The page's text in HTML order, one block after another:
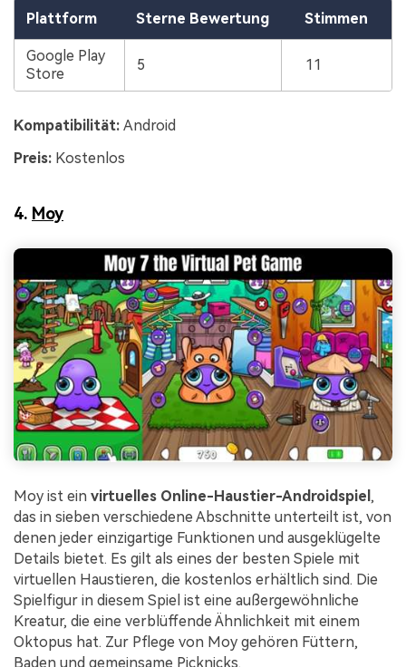
Plattform Sterne Bewertung Stimmen
Google Play
Store
5 11
Kompatibilität: Android
Preis: Kostenlos
4. Moy
Moy ist ein virtuelles Online-Haustier-Androidspiel ,
das in sieben verschiedene Abschnitte unterteilt ist, von
denen jeder einzigartige Funktionen und ausgeklügelte
Details bietet. Es gilt als eines der besten Spiele mit
virtuellen Haustieren, die kostenlos erhältlich sind. Die
Spielfigur in diesem Spiel ist eine außergewöhnliche
Kreatur, die eine verblüffende Ähnlichkeit mit einem
Oktopus hat. Zur Pflege von Moy gehören Füttern,
Baden und gemeinsame Picknicks.